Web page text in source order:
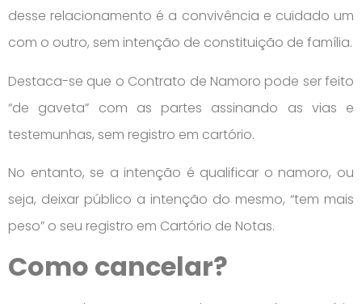
desse relacionamento é a convivência e cuidado um
com o outro, sem intenção de constituição de família.
Destaca-se que o Contrato de Namoro pode ser feito
“de gaveta” com as partes assinando as vias e
testemunhas, sem registro em cartório.
No entanto, se a intenção é qualificar o namoro, ou
seja, deixar público a intenção do mesmo, “tem mais
peso” o seu registro em Cartório de Notas.
Como cancelar?